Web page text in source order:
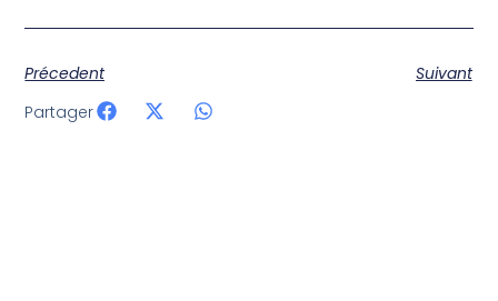
Précedent
Suivant
Partager